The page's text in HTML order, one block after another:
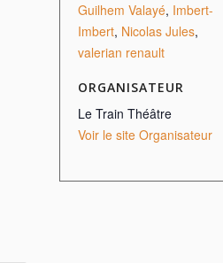
Guilhem Valayé, Imbert-
Imbert, Nicolas Jules,
valerian renault
ORGANISATEUR
Le Train Théâtre
Voir le site Organisateur